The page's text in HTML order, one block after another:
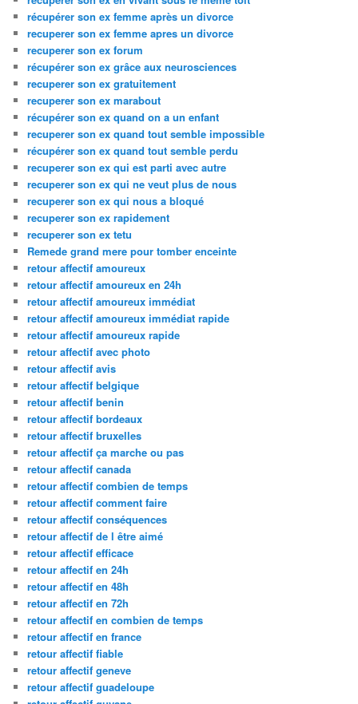
récupérer son ex femme après un divorce
recuperer son ex femme apres un divorce
recuperer son ex forum
récupérer son ex grâce aux neurosciences
recuperer son ex gratuitement
recuperer son ex marabout
récupérer son ex quand on a un enfant
recuperer son ex quand tout semble impossible
récupérer son ex quand tout semble perdu
recuperer son ex qui est parti avec autre
recuperer son ex qui ne veut plus de nous
recuperer son ex qui nous a bloqué
recuperer son ex rapidement
recuperer son ex tetu
Remede grand mere pour tomber enceinte
retour affectif amoureux
retour affectif amoureux en 24h
retour affectif amoureux immédiat
retour affectif amoureux immédiat rapide
retour affectif amoureux rapide
retour affectif avec photo
retour affectif avis
retour affectif belgique
retour affectif benin
retour affectif bordeaux
retour affectif bruxelles
retour affectif ça marche ou pas
retour affectif canada
retour affectif combien de temps
retour affectif comment faire
retour affectif conséquences
retour affectif de l être aimé
retour affectif efficace
retour affectif en 24h
retour affectif en 48h
retour affectif en 72h
retour affectif en combien de temps
retour affectif en france
retour affectif fiable
retour affectif geneve
retour affectif guadeloupe